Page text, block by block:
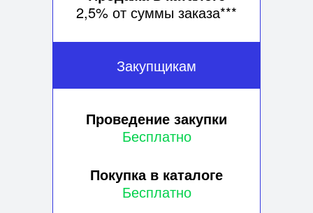
Покупка в каталоге
Проведение закупки
Продажа в каталоге
Закупщикам